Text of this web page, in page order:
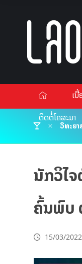
ເ
ຕິດຕໍ່ໂຄສະນາ
ວິທະຍາ
ນັກວິໄ
ຄົ້ນພົບ
15/03/2022